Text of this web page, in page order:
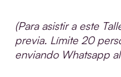
(Para asistir a este
previa. Límite 20
enviando Whatsapp